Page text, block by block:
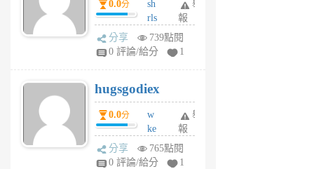
月
前
0.0分
sh
rls
k
m
6
個
月
前
舉
報
分享
739點閱
0 評論/給分
1
hugsgodiex
0.0分
w
ke
rv
pj
舉
報
分享
765點閱
0 評論/給分
1